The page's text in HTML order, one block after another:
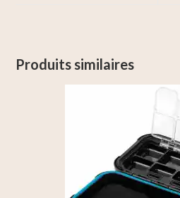
Produits similaires